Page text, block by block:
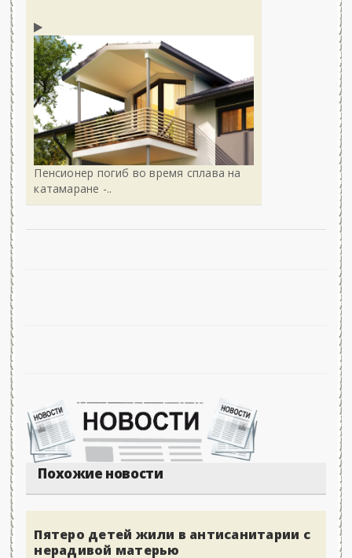
Пенсионер погиб во время сплава на
катамаране -..
Похожие новости
Пятеро детей жили в антисанитарии с
нерадивой матерью